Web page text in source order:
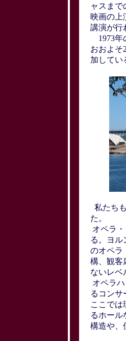
ャスまで
映画の上
講演が行
1973年
おおよそ
加してい
私たち
た。
オペラ
る。ヨル
のオペラ
構、観客
ないレベ
オペラ
るコンサ
ここでは
るホール
構造や、